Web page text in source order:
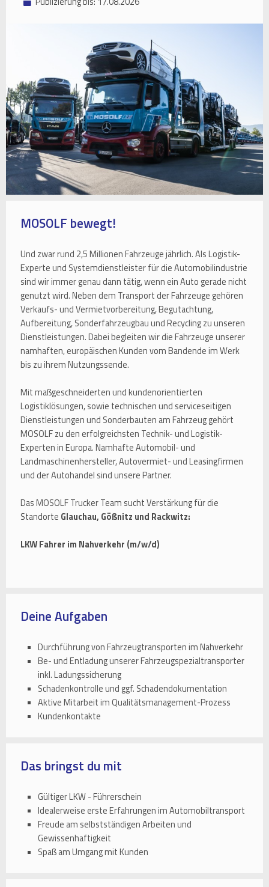
MOSOLF bewegt!
Und zwar rund 2,5 Millionen Fahrzeuge jährlich. Als Logistik-
Experte und Systemdienstleister für die Automobilindustrie
sind wir immer genau dann tätig, wenn ein Auto gerade nicht
genutzt wird. Neben dem Transport der Fahrzeuge gehören
Verkaufs- und Vermietvorbereitung, Begutachtung,
Aufbereitung, Sonderfahrzeugbau und Recycling zu unseren
Dienstleistungen. Dabei begleiten wir die Fahrzeuge unserer
namhaften, europäischen Kunden vom Bandende im Werk
bis zu ihrem Nutzungssende.
Mit maßgeschneiderten und kundenorientierten
Logistiklösungen, sowie technischen und serviceseitigen
Dienstleistungen und Sonderbauten am Fahrzeug gehört
MOSOLF zu den erfolgreichsten Technik- und Logistik-
Experten in Europa. Namhafte Automobil- und
Landmaschinenhersteller, Autovermiet- und Leasingfirmen
und der Autohandel sind unsere Partner.
Das MOSOLF Trucker Team sucht Verstärkung für die
Standorte Glauchau, Gößnitz und Rackwitz:
LKW Fahrer im Nahverkehr (m/w/d)
Deine Aufgaben
Durchführung von Fahrzeugtransporten im Nahverkehr
Be- und Entladung unserer Fahrzeugspezialtransporter
inkl. Ladungssicherung
Schadenkontrolle und ggf. Schadendokumentation
Aktive Mitarbeit im Qualitätsmanagement-Prozess
Kundenkontakte
Das bringst du mit
Gültiger LKW - Führerschein
Idealerweise erste Erfahrungen im Automobiltransport
Freude am selbstständigen Arbeiten und
Gewissenhaftigkeit
Spaß am Umgang mit Kunden